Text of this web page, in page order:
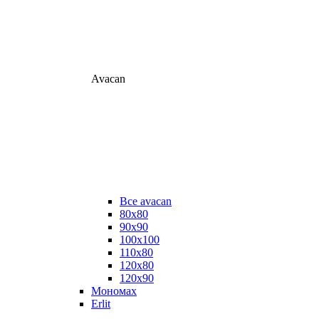
Avacan
Все avacan
80х80
90х90
100х100
110х80
120х80
120х90
Мономах
Erlit